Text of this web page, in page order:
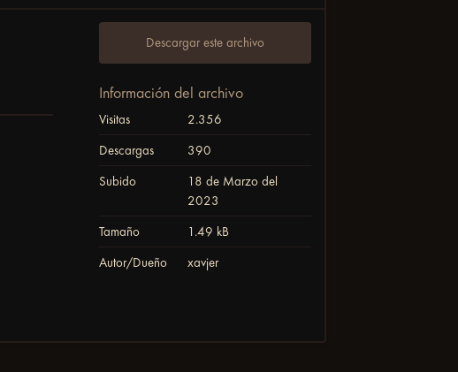
Descargar este archivo
Información del archivo
Visitas
2.356
Descargas
390
Subido
18 de Marzo del
2023
Tamaño
1.49 kB
Autor/Dueño
xavjer